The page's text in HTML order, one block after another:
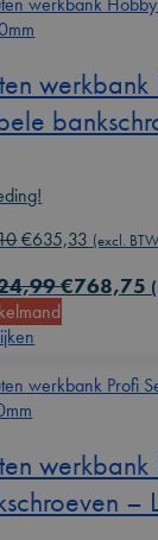
Oorspronkelijke
was:
€847,10.
€635,33 Huidige
is:
(excl.
€768,75
werkbank
–